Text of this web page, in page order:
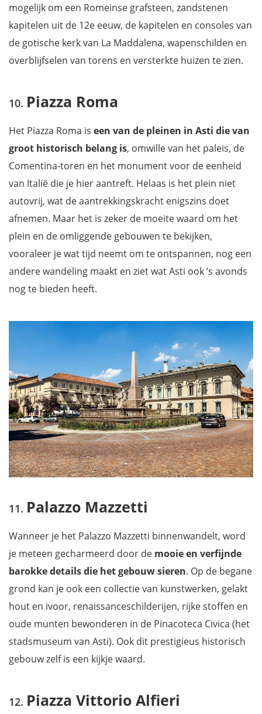
mogelijk om een Romeinse grafsteen, zandstenen
kapitelen uit de 12e eeuw, de kapitelen en consoles van
de gotische kerk van La Maddalena, wapenschilden en
overblijfselen van torens en versterkte huizen te zien.
Piazza Roma
Het Piazza Roma is een van de pleinen in Asti die van
groot historisch belang is, omwille van het paleis, de
Comentina-toren en het monument voor de eenheid
van Italië die je hier aantreft. Helaas is het plein niet
autovrij, wat de aantrekkingskracht enigszins doet
afnemen. Maar het is zeker de moeite waard om het
plein en de omliggende gebouwen te bekijken,
vooraleer je wat tijd neemt om te ontspannen, nog een
andere wandeling maakt en ziet wat Asti ook ’s avonds
nog te bieden heeft.
Palazzo Mazzetti
Wanneer je het Palazzo Mazzetti binnenwandelt, word
je meteen gecharmeerd door de mooie en verfijnde
barokke details die het gebouw sieren. Op de begane
grond kan je ook een collectie van kunstwerken, gelakt
hout en ivoor, renaissanceschilderijen, rijke stoffen en
oude munten bewonderen in de Pinacoteca Civica (het
stadsmuseum van Asti). Ook dit prestigieus historisch
gebouw zelf is een kijkje waard.
Piazza Vittorio Alfieri